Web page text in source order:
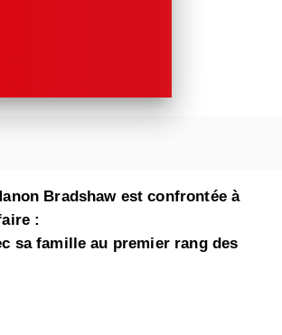
Bradshaw est confrontée à
:
sa famille au premier rang des